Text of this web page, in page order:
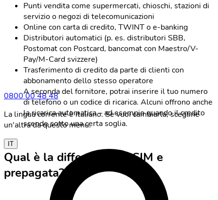
0800 00 48 48
La lingua corrente è italiano. Se vuoi cambiarla, scegline
un'altra da questo menu.
IT
Punti vendita come supermercati, chioschi, stazioni di
servizio o negozi di telecomunicazioni
Online con carta di credito, TWINT o e-banking
Distributori automatici (p. es. distributori SBB,
Postomat con Postcard, bancomat con Maestro/V-
Pay/M-Card svizzere)
Trasferimento di credito da parte di clienti con
abbonamento dello stesso operatore
A seconda del fornitore, potrai inserire il tuo numero
di telefono o un codice di ricarica. Alcuni offrono anche
la ricarica automatica – ad esempio quando il credito
scende sotto una certa soglia.
Qual è la differenza tra SIM e
prepagata?